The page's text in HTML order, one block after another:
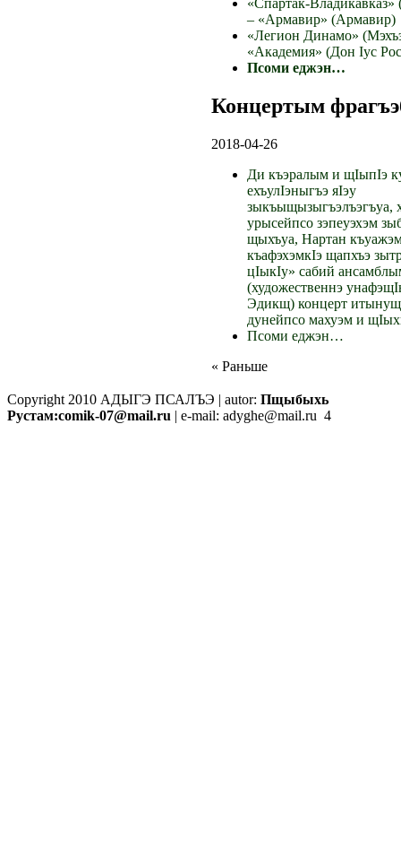
«Спартак-Владикавказ»
– «Армавир» (Армавир)
«Легион Динамо»
«Академия» (Дон Iус
Псоми еджэн…
Концертым
2018-04-26
Ди къэралым и щIыпIэ
ехъулIэныгъэ яIэу
зыкъыщызыгъэлъэгъуа,
урысейпсо зэпеуэхэм
щыхъуа, Нартан
къафэхэмкIэ щапхъэ
цIыкIу» сабий
(художественнэ
Эдикщ) концерт
дунейпсо махуэм и
Псоми еджэн…
« Раньше
Copyright 2010 АДЫГЭ ПСАЛЪЭ | autor: Пщыбыхь
Рустам:comik-07@mail.ru | e-mail: adyghe@mail.ru 4